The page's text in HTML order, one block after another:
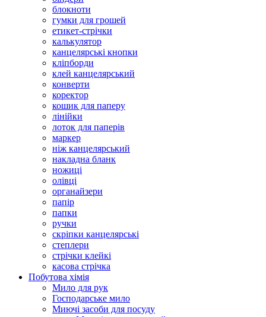
блокноти
гумки для грошей
етикет-стрічки
калькулятор
канцелярські кнопки
кліпборди
клей канцелярський
конверти
коректор
кошик для паперу
лінійки
лоток для паперів
маркер
ніж канцелярський
накладна бланк
ножиці
олівці
органайзери
папір
папки
ручки
скріпки канцелярські
степлери
стрічки клейкі
касова стрічка
Побутова хімія
Мило для рук
Господарське мило
Миючі засоби для посуду